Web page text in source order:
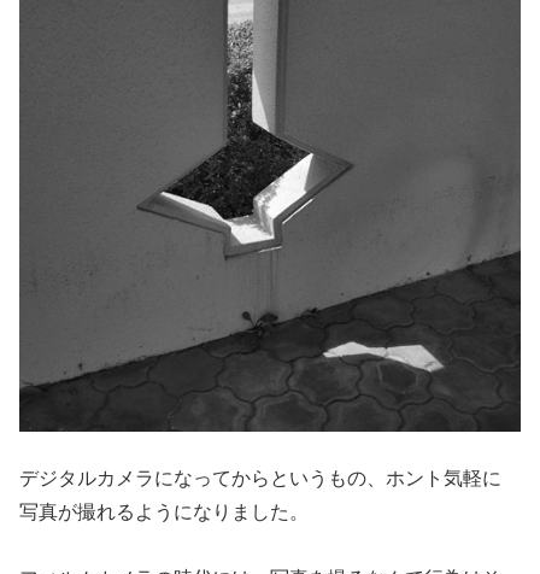
デジタルカメラになってからというもの、ホント気軽に
写真が撮れるようになりました。